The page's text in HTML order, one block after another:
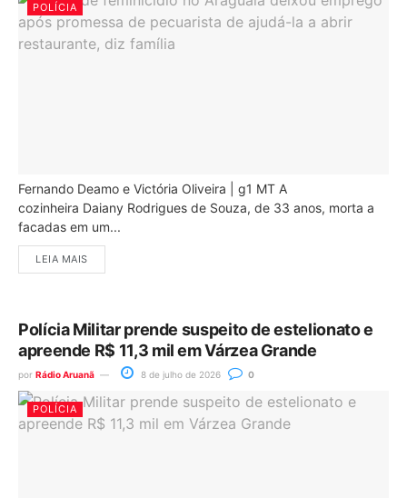
POLÍCIA
Fernando Deamo e Victória Oliveira | g1 MT A
cozinheira Daiany Rodrigues de Souza, de 33 anos, morta a
facadas em um...
LEIA MAIS
Polícia Militar prende suspeito de estelionato e
apreende R$ 11,3 mil em Várzea Grande
por Rádio Aruanã 8 de julho de 2026 0
POLÍCIA